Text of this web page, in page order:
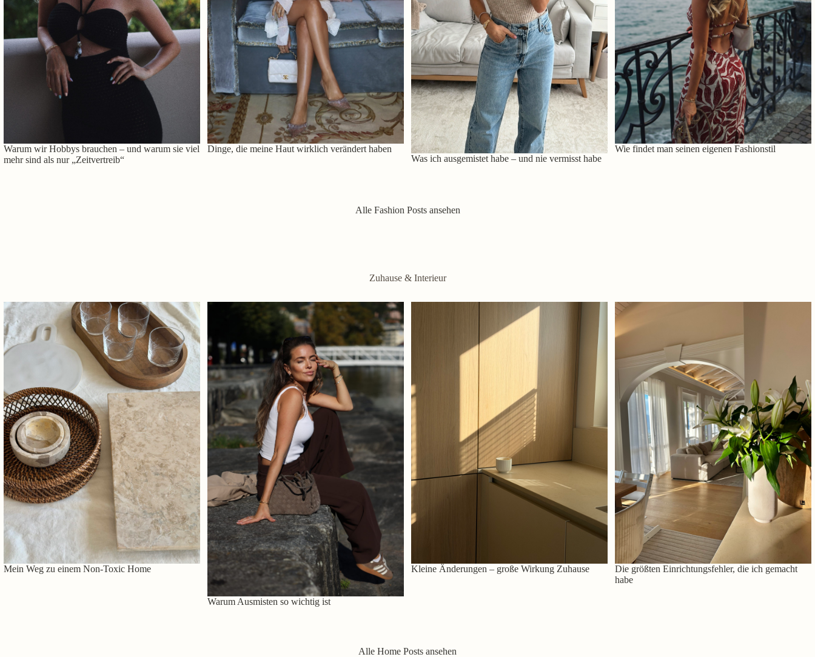
Warum wir Hobbys brauchen – und warum sie viel
mehr sind als nur „Zeitvertreib“
Dinge, die meine Haut wirklich verändert haben
Was ich ausgemistet habe – und nie vermisst habe
Wie findet man seinen eigenen Fashionstil
Alle Fashion Posts ansehen
Zuhause & Interieur
Mein Weg zu einem Non-Toxic Home
Warum Ausmisten so wichtig ist
Kleine Änderungen – große Wirkung Zuhause
Die größten Einrichtungsfehler, die ich gemacht
habe
Alle Home Posts ansehen